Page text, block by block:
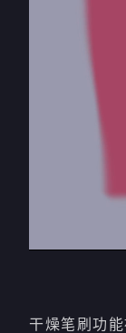
干燥笔刷功